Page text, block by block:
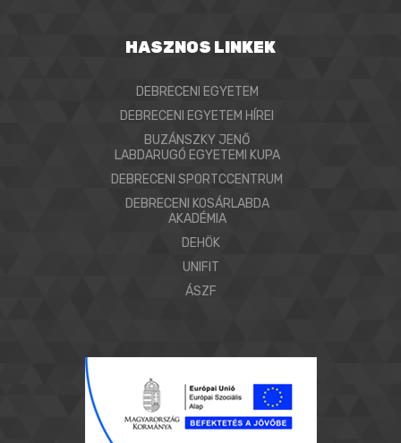
HASZNOS LINKEK
DEBRECENI EGYETEM
DEBRECENI EGYETEM HÍREI
BUZÁNSZKY JENŐ
LABDARUGÓ EGYETEMI KUPA
DEBRECENI SPORTCCENTRUM
DEBRECENI KOSÁRLABDA
AKADÉMIA
DEHÖK
UNIFIT
ÁSZF